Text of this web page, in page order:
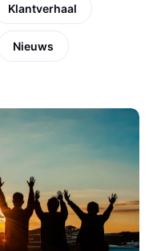
Klantverhaal
Nieuws